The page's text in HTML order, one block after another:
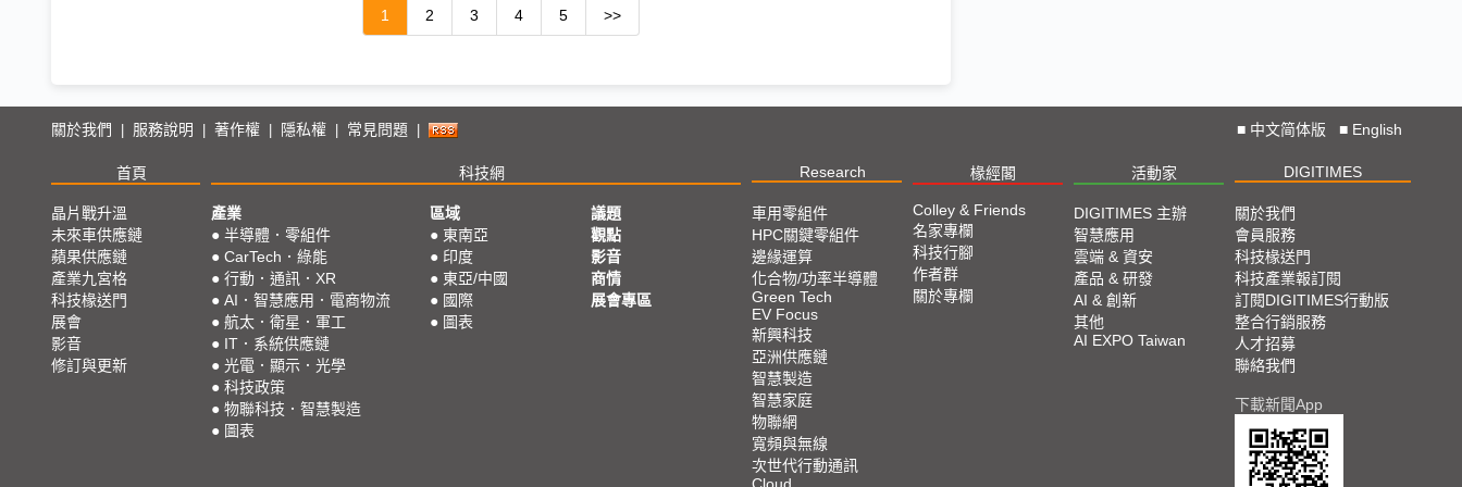
1 2 3 4 5 >>
關於我們 服務說明 著作權 隱私權 常見問題 ■ 中文简体版 ■ English
首頁 科技網 Research 椽經閣 活動家 DIGITIMES
晶片戰升溫
未來車供應鏈
蘋果供應鏈
產業九宮格
科技椽送門
展會
影音
修訂與更新
產業
● 半導體．零組件
● CarTech．綠能
● 行動．通訊．XR
● AI．智慧應用．電商物流
● 航太．衛星．軍工
● IT．系統供應鏈
● 光電．顯示．光學
● 科技政策
● 物聯科技．智慧製造
● 圖表
區域
● 東南亞
● 印度
● 東亞/中國
● 國際
● 圖表
議題
觀點
影音
商情
展會專區
車用零組件
HPC關鍵零組件
邊緣運算
化合物/功率半導體
Green Tech
EV Focus
新興科技
亞洲供應鏈
智慧製造
智慧家庭
物聯網
寬頻與無線
次世代行動通訊
Colley & Friends
名家專欄
科技行腳
作者群
關於專欄
DIGITIMES 主辦
智慧應用
雲端 & 資安
產品 & 研發
AI & 創新
其他
AI EXPO Taiwan
關於我們
會員服務
科技椽送門
科技產業報訂閱
訂閱DIGITIMES行動版
整合行銷服務
人才招募
聯絡我們
下載新聞App